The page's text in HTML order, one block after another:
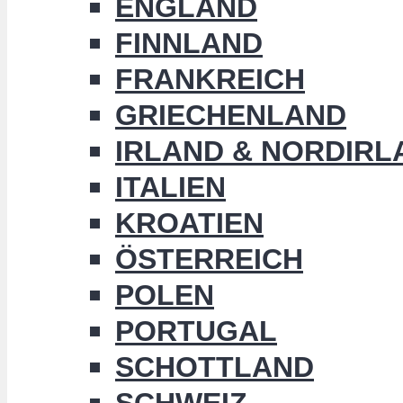
ENGLAND
FINNLAND
FRANKREICH
GRIECHENLAND
IRLAND &
ITALIEN
KROATIEN
ÖSTERREICH
POLEN
PORTUGAL
SCHOTTLAND